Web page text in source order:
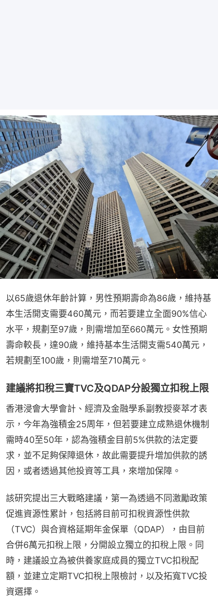
以65歲退休年齡計算，男性預期壽命為86歲，維持基
本生活開支需要460萬元，而若要建立全面90%信心
水平，規劃至97歲，則需增加至660萬元。女性預期
壽命較長，達90歲，維持基本生活開支需540萬元，
若規劃至100歲，則需增至710萬元。
建議將扣稅三寶TVC及QDAP分設獨立扣稅上限
香港浸會大學會計、經濟及金融學系副教授麥萃才表
示，今年為強積金25周年，但若要建立成熟退休機制
需時40至50年，認為強積金目前5%供款的法定要
求，並不足夠保障退休，故此需要提升增加供款的誘
因，或者透過其他投資等工具，來增加保障。
該研究提出三大戰略建議，第一為透過不同激勵政策
促進資源性累計，包括將目前可扣稅資源性供款
（TVC）與合資格延期年金保單（QDAP），由目前
合併6萬元扣稅上限，分開設立獨立的扣稅上限。同
時，建議設立為被供養家庭成員的獨立TVC扣稅配
額，並建立定期TVC扣稅上限檢討，以及拓寬TVC投
資選擇。